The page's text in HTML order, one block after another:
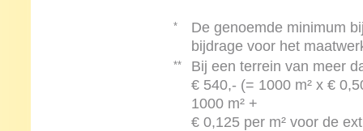
*
De genoemde minimum
bijdrage voor het
****
Bij een terrein van meer
€ 540,- (= 1000 m² x €
1000 m² +
€ 0,125 per m² voor de